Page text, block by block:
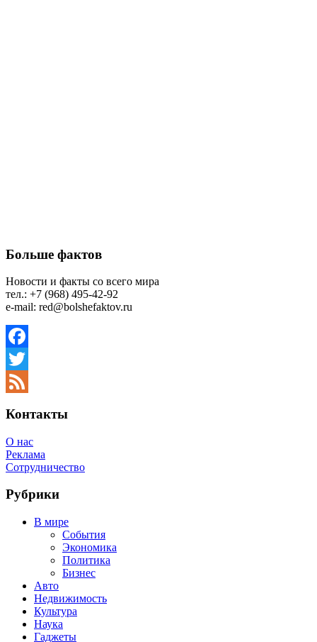
Больше фактов
Новости и факты со всего мира
тел.: +7 (968) 495-42-92
e-mail: red@bolshefaktov.ru
Facebook
Twitter
Контакты
О нас
Реклама
Сотрудничество
Рубрики
В мире
События
Экономика
Политика
Бизнес
Авто
Недвижимость
Культура
Наука
Гаджеты